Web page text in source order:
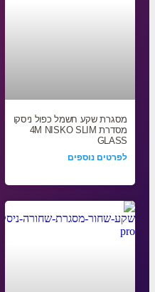
מסגרת שקע חשמל כפול ניסקו
מסדרת 4M NISKO SLIM
GLASS
לפרטים נוספים